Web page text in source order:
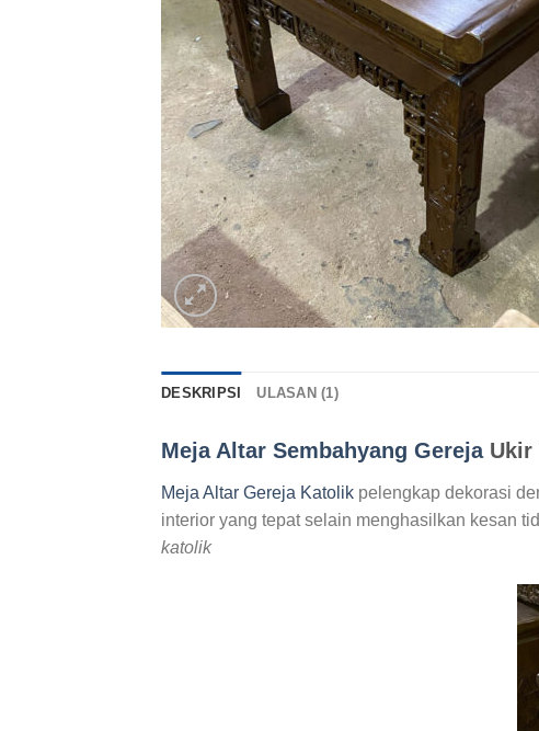
DESKRIPSI ULASAN (1)
Meja Altar Sembahyang GerejaUkir
Meja Altar Gereja Katolik pelengkap dekorasi
interior yang tepat selain menghasilkan kesan
katolik